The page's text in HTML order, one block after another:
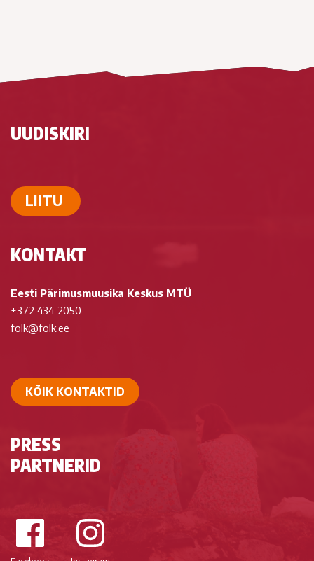
UUDISKIRI
LIITU
KONTAKT
Eesti Pärimusmuusika Keskus MTÜ
+372 434 2050
folk@folk.ee
KÕIK KONTAKTID
PRESS
PARTNERID